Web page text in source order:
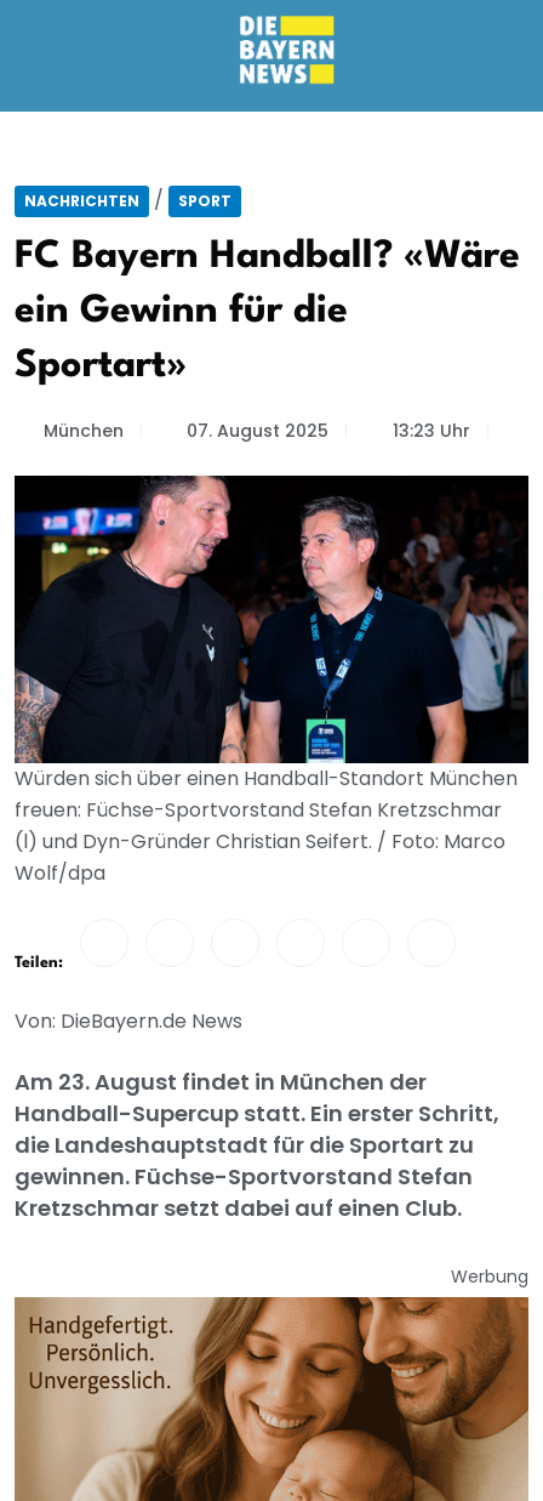
NACHRICHTEN / SPORT
FC Bayern Handball? «Wäre
ein Gewinn für die
Sportart»
München 07. August 2025 13:23 Uhr
Würden sich über einen Handball-Standort München
freuen: Füchse-Sportvorstand Stefan Kretzschmar
(l) und Dyn-Gründer Christian Seifert. / Foto: Marco
Wolf/dpa
Teilen:
Von: DieBayern.de News
Am 23. August findet in München der
Handball-Supercup statt. Ein erster Schritt,
die Landeshauptstadt für die Sportart zu
gewinnen. Füchse-Sportvorstand Stefan
Kretzschmar setzt dabei auf einen Club.
Werbung